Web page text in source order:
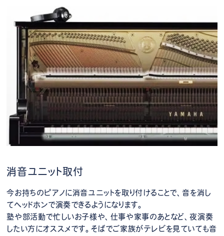
消音ユニット取付
今お持ちのピアノに消音ユニットを取り付けることで、音を消し
てヘッドホンで演奏できるようになります。
塾や部活動で忙しいお子様や、仕事や家事のあとなど、夜演奏
したい方にオススメです。そばでご家族がテレビを見ていても音